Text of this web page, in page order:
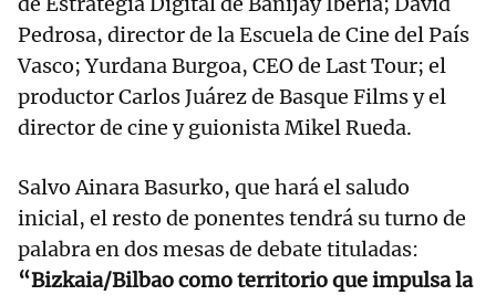
Pedrosa, director de la Escuela de Cine del País
Vasco; Yurdana Burgoa, CEO de Last Tour; el
productor Carlos Juárez de Basque Films y el
director de cine y guionista Mikel Rueda.
Salvo Ainara Basurko, que hará el saludo
inicial, el resto de ponentes tendrá su turno de
palabra en dos mesas de debate tituladas:
“Bizkaia/Bilbao como territorio que impulsa la